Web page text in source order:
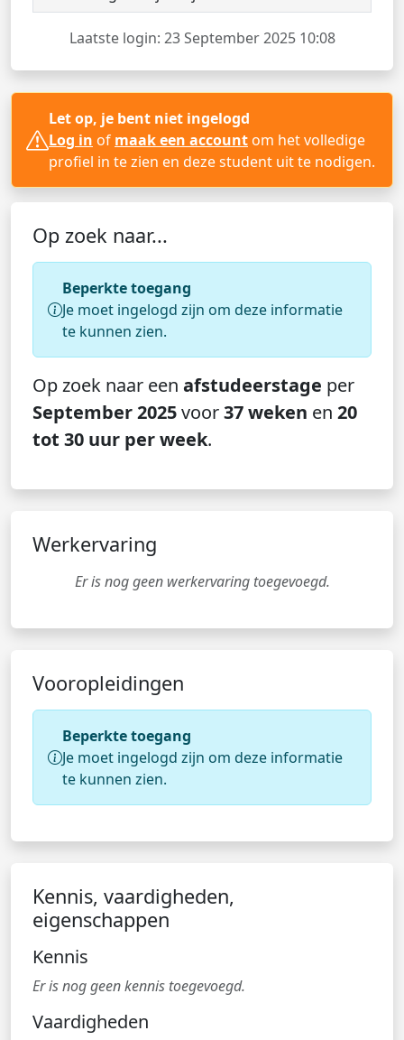
Laatste login: 23 September 2025 10:08
Let op, je bent niet ingelogd
Log in of maak een account om het volledige
profiel in te zien en deze student uit te nodigen.
Op zoek naar...
Beperkte toegang
Je moet ingelogd zijn om deze informatie
te kunnen zien.
Op zoek naar een afstudeerstage per
September 2025voor37 weken en 20
tot 30 uur per week.
Werkervaring
Er is nog geen werkervaring toegevoegd.
Vooropleidingen
Beperkte toegang
Je moet ingelogd zijn om deze informatie
te kunnen zien.
Kennis, vaardigheden,
eigenschappen
Kennis
Er is nog geen kennis toegevoegd.
Vaardigheden